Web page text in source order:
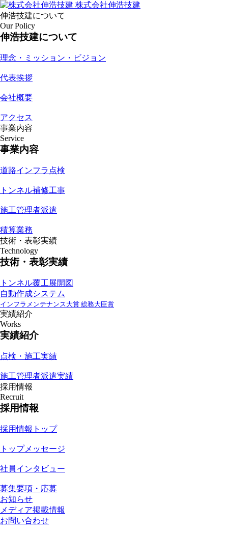
株式会社伸浩技建
伸浩技建について
Our Policy
伸浩技建について
理念・ミッション・ビジョン
代表挨拶
会社概要
アクセス
事業内容
Service
事業内容
道路インフラ点検
トンネル補修工事
施工管理者派遣
積算業務
技術・表彰実績
Technology
技術・表彰実績
トンネル覆工展開図
自動作成システム
インフラメンテナンス大賞 総務大臣賞
実績紹介
Works
実績紹介
点検・施工実績
施工管理者派遣実績
採用情報
Recruit
採用情報
採用情報トップ
トップメッセージ
社員インタビュー
募集要項・応募
お知らせ
メディア掲載情報
お問い合わせ